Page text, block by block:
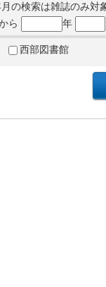
の検索は雑誌のみ対
ら 年
西部図書館